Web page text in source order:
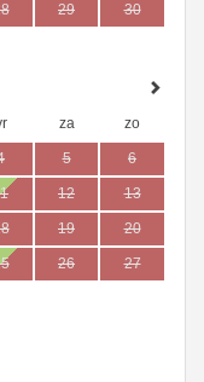
29 30
za zo
5 6
12 13
19 20
26 27